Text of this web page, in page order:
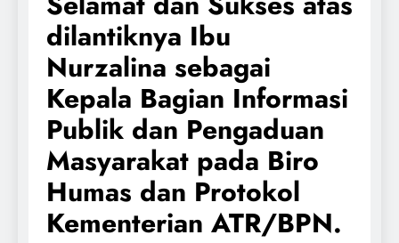
dilantiknya Ibu
Nurzalina sebagai
Kepala Bagian Informasi
Publik dan Pengaduan
Masyarakat pada Biro
Humas dan Protokol
Kementerian ATR/BPN.